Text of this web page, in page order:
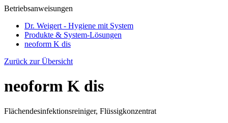
Betriebsanweisungen
Dr. Weigert - Hygiene mit System
Produkte & System-Lösungen
neoform K dis
Zurück zur Übersicht
neoform K dis
Flächendesinfektionsreiniger, Flüssigkonzentrat